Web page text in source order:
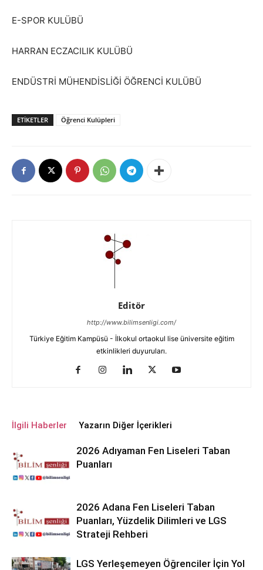
E-SPOR KULÜBÜ
HARRAN ECZACILIK KULÜBÜ
ENDÜSTRİ MÜHENDİSLİĞİ ÖĞRENCİ KULÜBÜ
ETIKETLER Öğrenci Kulüpleri
Editör
http://www.bilimsenligi.com/
Türkiye Eğitim Kampüsü - İlkokul ortaokul lise üniversite eğitim
etkinlikleri duyuruları.
İlgili Haberler Yazarın Diğer İçerikleri
2026 Adıyaman Fen Liseleri Taban
Puanları
2026 Adana Fen Liseleri Taban
Puanları, Yüzdelik Dilimleri ve LGS
Strateji Rehberi
LGS Yerleşemeyen Öğrenciler İçin Yol